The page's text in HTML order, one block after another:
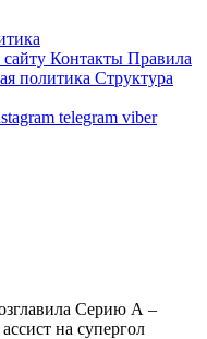
Контакты Правила
политика Структура
telegram viber
Серию А –
на супергол